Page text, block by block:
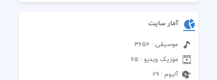
آمار سایت
موسیقی : 3656
موزیک ویدیو : 65
آلبوم : 29